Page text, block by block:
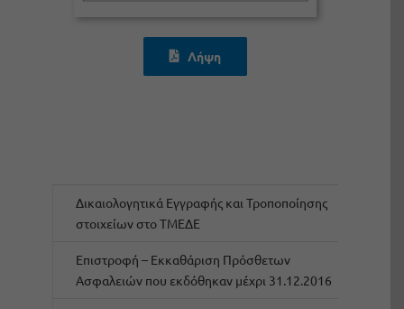
Λήψη
Δικαιολογητικά Εγγραφής και Τροποποίησης
στοιχείων στο ΤΜΕΔΕ
Επιστροφή – Εκκαθάριση Πρόσθετων
Ασφαλειών που εκδόθηκαν μέχρι 31.12.2016